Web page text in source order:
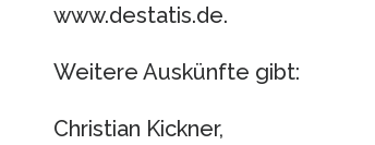
www.destatis.de.
Weitere Auskünfte gibt:
Christian Kickner,